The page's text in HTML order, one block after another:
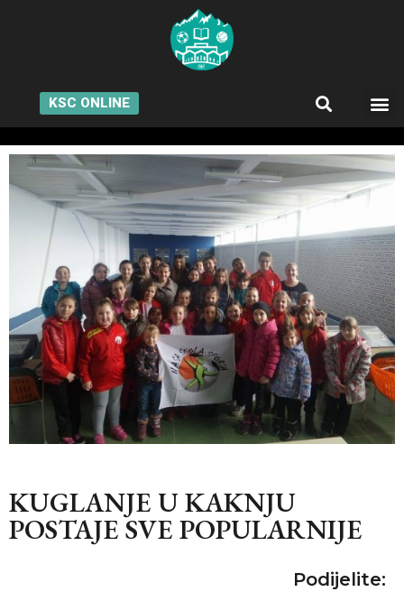
KSC ONLINE
KUGLANJE U KAKNJU
POSTAJE SVE POPULARNIJE
Podijelite: